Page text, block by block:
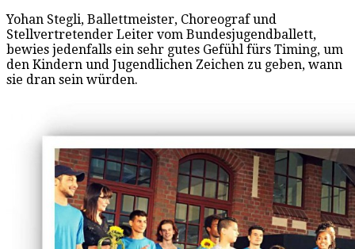
Yohan Stegli, Ballettmeister, Choreograf und
Stellvertretender Leiter vom Bundesjugendballett,
bewies jedenfalls ein sehr gutes Gefühl fürs Timing, um
den Kindern und Jugendlichen Zeichen zu geben, wann
sie dran sein würden.